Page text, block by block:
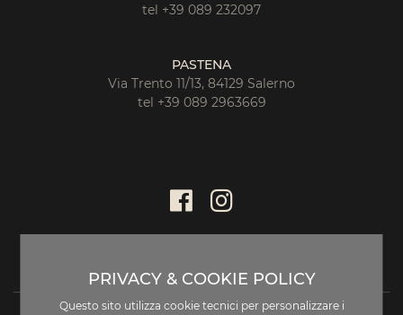
tel +39 089 232097
PASTENA
Via Trento 11/13, 84129 Salerno
tel +39 089 2963669
PRIVACY & COOKIE POLICY
Questo sito utilizza cookie tecnici per personalizzare i